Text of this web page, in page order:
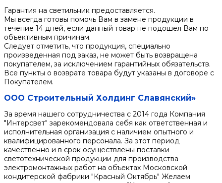
Гарантия на светильник предоставляется.
Мы всегда готовы помочь Вам в замене продукции в
течение 14 дней, если данный товар не подошел Вам по
объективным причинам.
Следует отметить, что продукция, специально
произведенная под заказ, не может быть возвращена
покупателем, за исключением гарантийных обязательств.
Все пункты о возврате товара будут указаны в договоре с
Покупателем.
ООО Строительный Холдинг Славянский»
За время нашего сотрудничества с 2014 года Компания
"Интерсвет" зарекомендовала себя как ответственная и
исполнительная организация с наличием опытного и
квалифицированного персонала. За этот период
качественно и в срок осуществлены поставки
светотехнической продукции для производства
электромонтажных работ на объектах Московской
кондитерской фабрики "Красный Октябрь" Желаем